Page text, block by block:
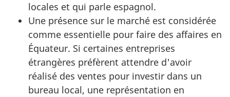
locales et qui parle espagnol.
Une présence sur le marché est considérée
comme essentielle pour faire des affaires en
Équateur. Si certaines entreprises
étrangères préfèrent attendre d'avoir
réalisé des ventes pour investir dans un
bureau local, une représentation en